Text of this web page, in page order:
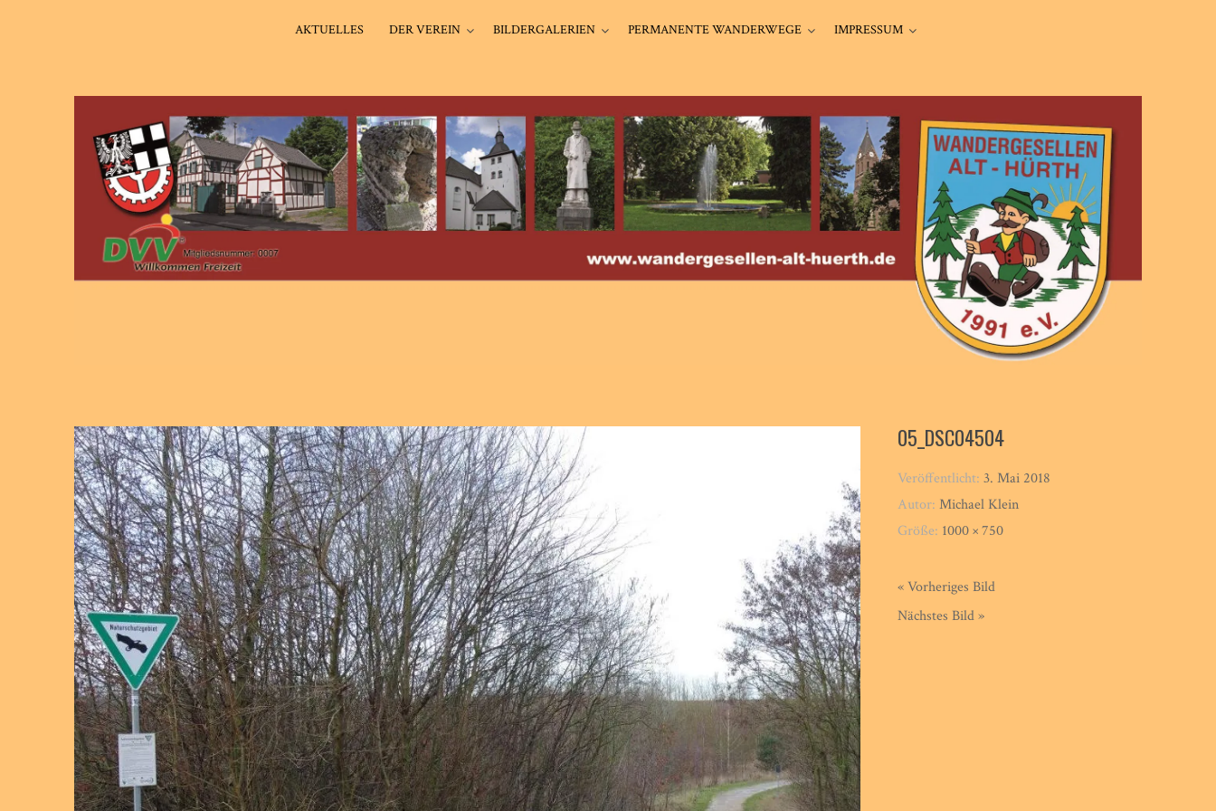
AKTUELLES DER VEREIN BILDERGALERIEN PERMANENTE WANDERWEGE IMPRESSUM
05_DSC04504
Veröffentlicht:3. Mai 2018
Autor:Michael Klein
Größe: 1000 × 750
« Vorheriges Bild
Nächstes Bild »